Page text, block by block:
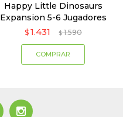
Happy Little Dinosaurs
Expansion 5-6 Jugadores
$ 1.431 $ 1.590
